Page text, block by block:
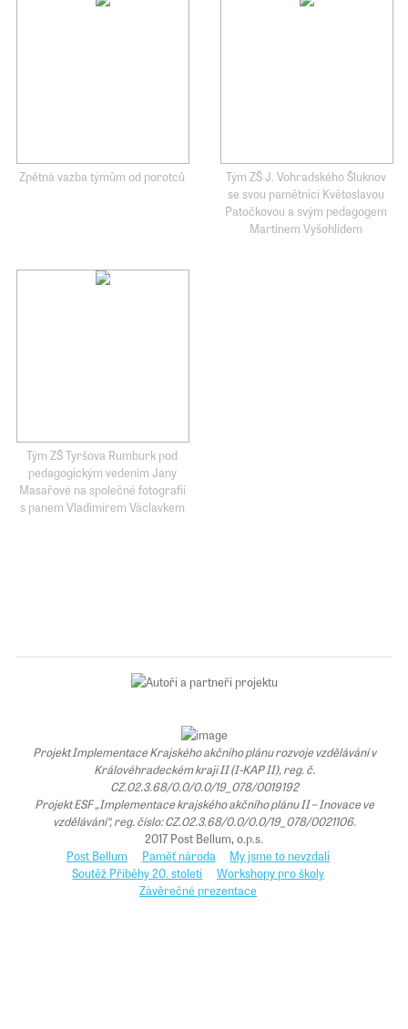
Zpětná vazba týmům od porotců
Tým ZŠ J. Vohradského Šluknov
se svou pamětnicí Květoslavou
Patočkovou a svým pedagogem
Martinem Vyšohlídem
Tým ZŠ Tyršova Rumburk pod
pedagogickým vedením Jany
Masařové na společné fotografii
s panem Vladimírem Václavkem
Projekt Implementace Krajského akčního plánu rozvoje vzdělávání v
Královéhradeckém kraji II (I-KAP II), reg. č.
CZ.02.3.68/0.0/0.0/19_078/0019192
Projekt ESF „Implementace krajského akčního plánu II – Inovace ve
vzdělávání“, reg. číslo: CZ.02.3.68/0.0/0.0/19_078/0021106.
2017 Post Bellum, o.p.s.
Post Bellum
Paměť národa
My jsme to nevzdali
Soutěž Příběhy 20. století
Workshopy pro školy
Závěrečné prezentace